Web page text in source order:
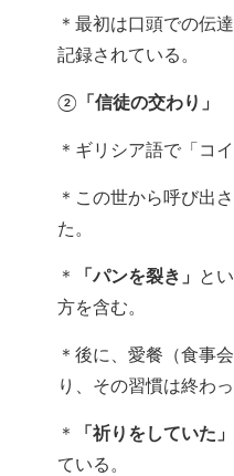
＊最初は口頭での伝
記録されている。
② 「信徒の交わり」
＊ギリシア語で「コ
＊この世から呼び出
た。
＊ 「パンを裂き」 と
方を含む。
＊後に、愛餐（食事
り、その習慣は終わっ
＊ 「祈りをしていた」
ている。